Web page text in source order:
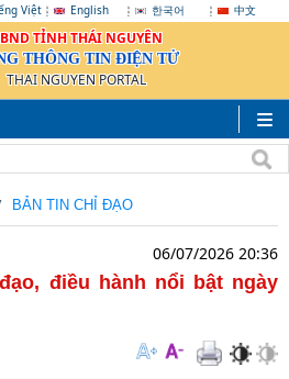
Việt English 한국어 中文
TỈNH THÁI NGUYÊN
THÔNG TIN ĐIỆN TỬ
THAI NGUYEN PORTAL
BẢN TIN CHỈ ĐẠO
06/07/2026 20:36
điều hành nổi bật ngày